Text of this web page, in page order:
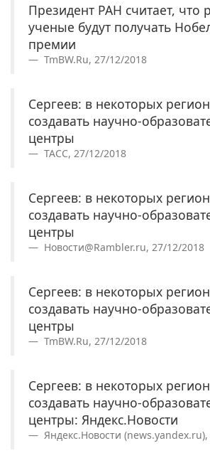
Президент РАН считает, что
ученые будут получать
премии
TmBW.Ru, 27/12/2018
Сергеев: в некоторых
создавать научно-
центры
ТАСС, 27/12/2018
Сергеев: в некоторых
создавать научно-
центры
Новости@Rambler.ru, 27/12/2018
Сергеев: в некоторых
создавать научно-
центры
TmBW.Ru, 27/12/2018
Сергеев: в некоторых
создавать научно-
центры: Яндекс.Новости
Яндекс.Новости